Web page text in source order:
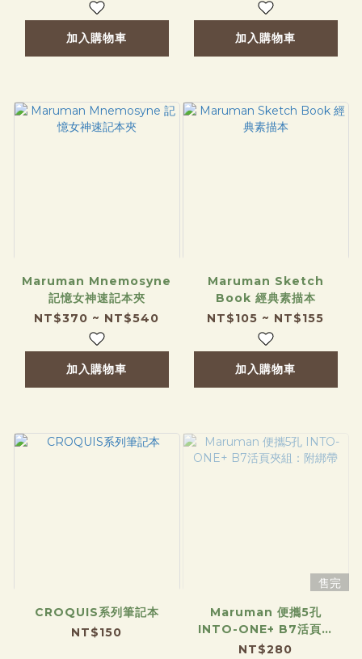
加入購物車 加入購物車
Maruman Mnemosyne
記憶女神速記本夾
NT$370 ~ NT$540
加入購物車
Maruman Sketch
Book 經典素描本
NT$105 ~ NT$155
加入購物車
CROQUIS系列筆記本
NT$150
售完
Maruman 便攜5孔
INTO-ONE+ B7活頁夾
組：附綁帶
NT$280